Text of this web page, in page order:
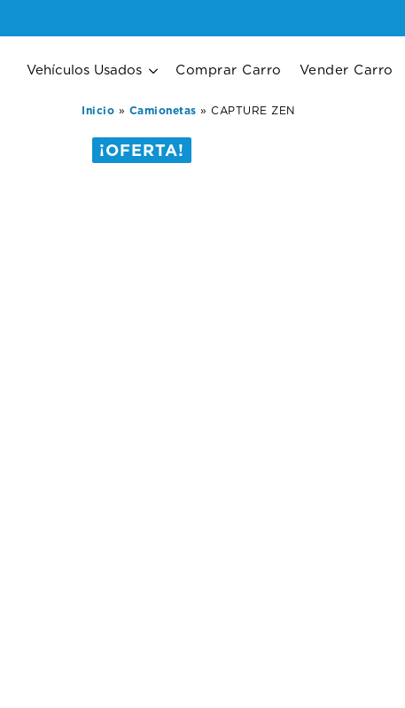
Vehículos Usados Comprar Carro Vender Carro
Inicio » Camionetas » CAPTURE ZEN
¡OFERTA!